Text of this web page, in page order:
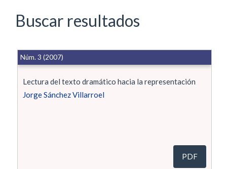
Buscar resultados
Lectura del texto dramático hacia la representación
Jorge Sánchez Villarroel
Núm. 3 (2007)
PDF